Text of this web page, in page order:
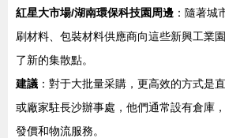
紅星大市場/湖南環保科技園周邊 ：隨著城
刷材料、包裝材料供應商向這些新興工業
了新的集散點。
建議 ：對于大批量采購，更高效的方式是
或廠家駐長沙辦事處，他們通常設有倉庫
發價和物流服務。